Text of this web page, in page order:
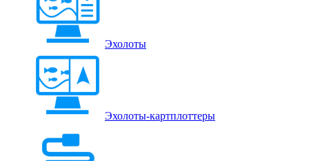
Эхолоты
Эхолоты-картплоттеры